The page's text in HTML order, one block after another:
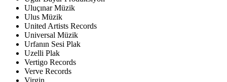
Uluçınar Müzik
Ulus Müzik
United Artists Records
Universal Müzik
Urfanın Sesi Plak
Uzelli Plak
Vertigo Records
Verve Records
Virgin